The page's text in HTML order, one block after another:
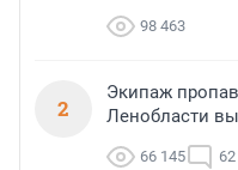
98 463
2
Экипаж
Ленобласти
66 145 62